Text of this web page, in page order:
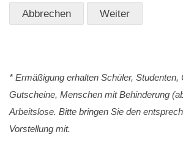
* Ermäßigung erhalten Schüler,
Gutscheine, Menschen mit Behinderung
Arbeitslose. Bitte bringen Sie den
Vorstellung mit.